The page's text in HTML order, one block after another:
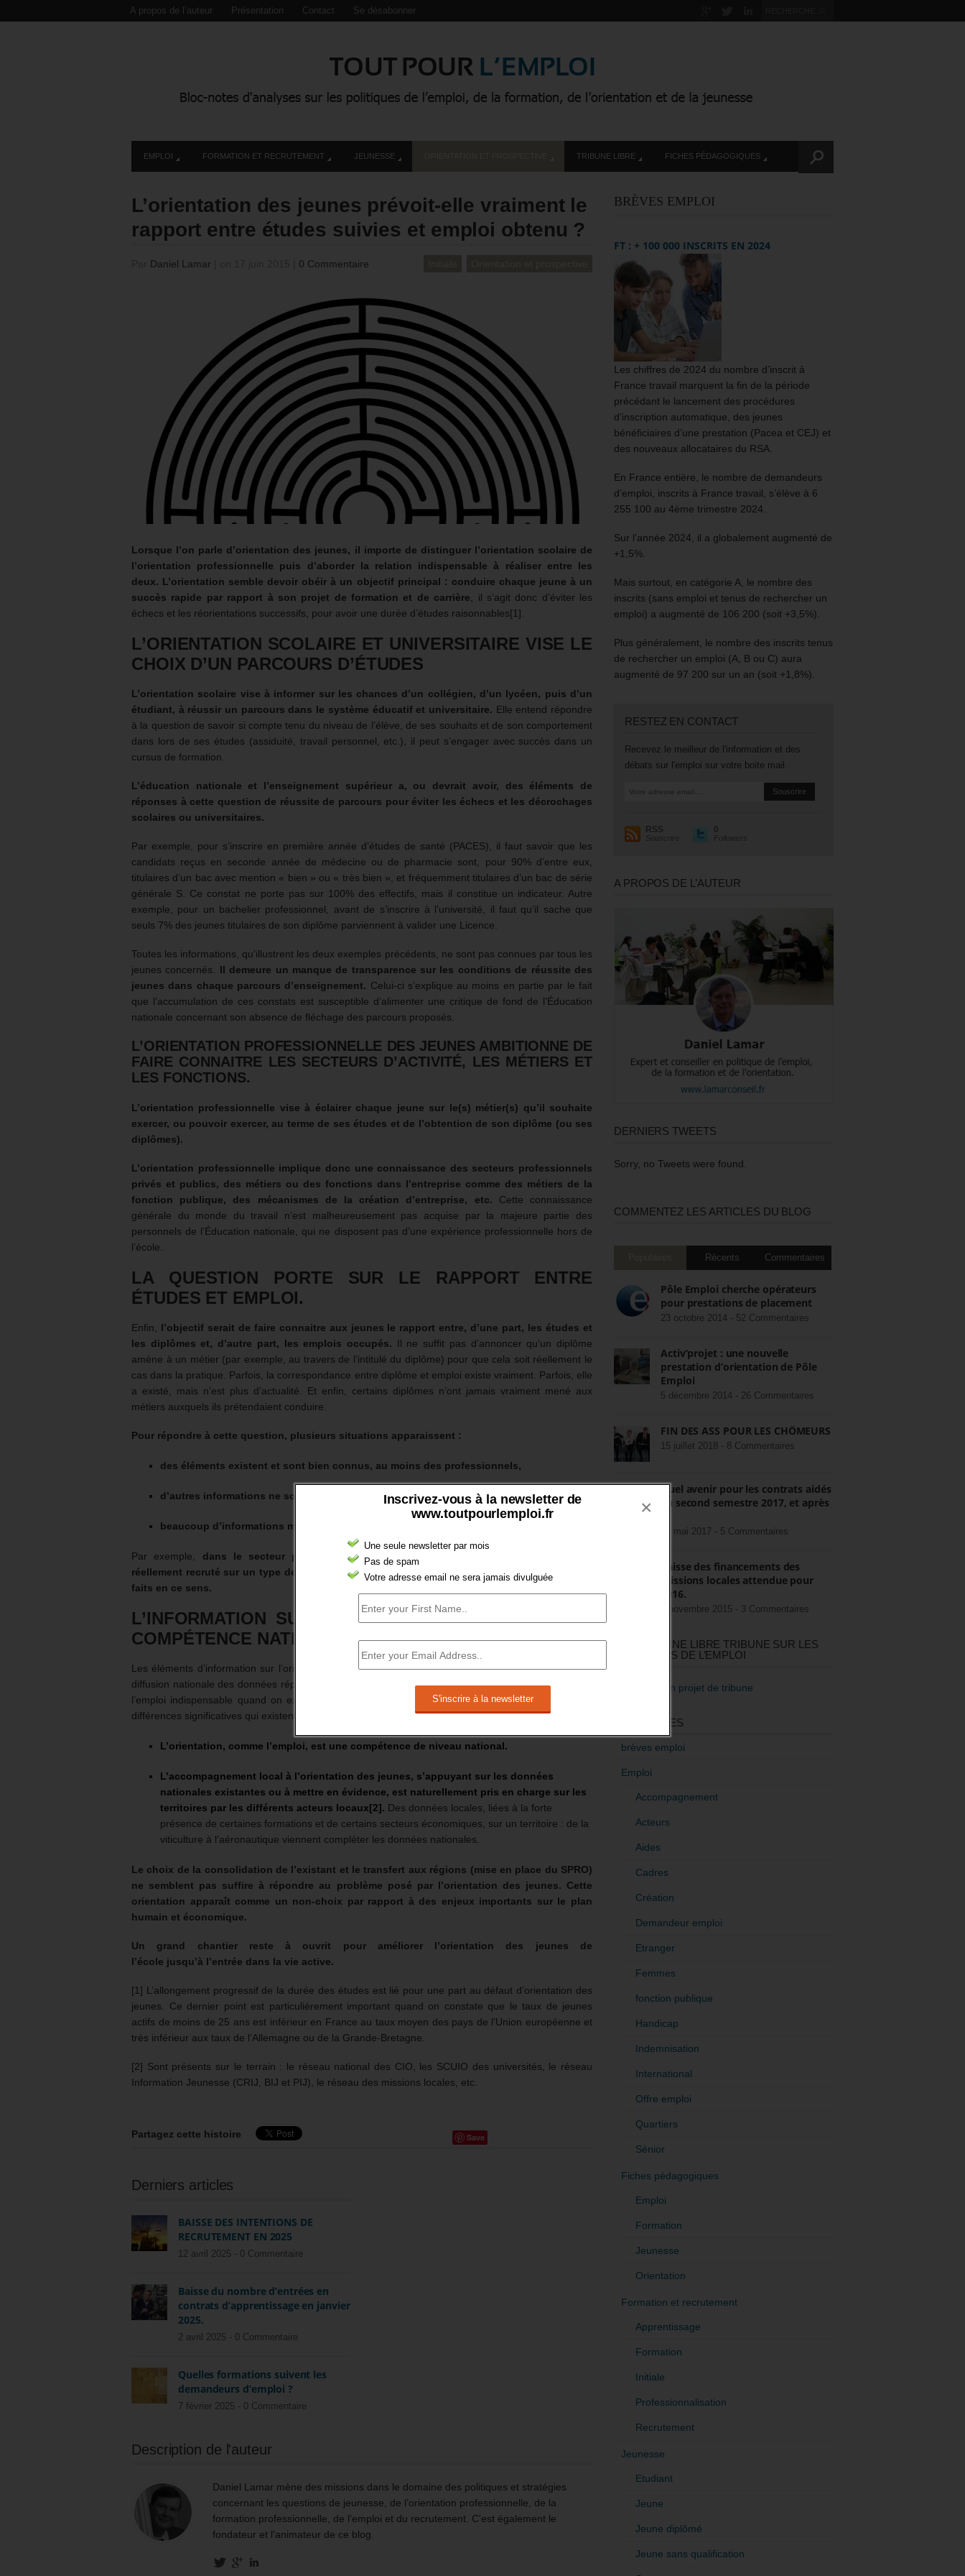
Inscrivez-vous à la newsletter de
www.toutpourlemploi.fr
Une seule newsletter par mois
Pas de spam
Votre adresse email ne sera jamais divulguée
×
A propos de l’auteur Présentation Contact Se désabonner
EMPLOI FORMATION ET RECRUTEMENT JEUNESSE TRIBUNE LIBRE FICHES PÉDAGOGIQUES
L’orientation des jeunes prévoit-elle vraiment le
rapport entre études suivies et emploi obtenu ?
Daniel Lamar 0 Commentaire
Lorsque l’on parle d’orientation des jeunes, il importe de distinguer l’orientation scolaire de
l’orientation professionnelle puis d’aborder la relation indispensable à réaliser entre les
deux. L’orientation semble devoir obéir à un objectif principal : conduire chaque jeune à un
succès rapide par rapport à son projet de formation et de carrière , il s’agit donc d’éviter les
échecs et les réorientations successifs, pour avoir une durée d’études raisonnables[1].
L’ORIENTATION SCOLAIRE ET UNIVERSITAIRE VISE LE
CHOIX D’UN PARCOURS D’ÉTUDES
L’orientation scolaire vise à informer sur les chances d’un collégien, d’un lycéen, puis d’un
étudiant, à réussir un parcours dans le système éducatif et universitaire. Elle entend répondre
à la question de savoir si compte tenu du niveau de l’élève, de ses souhaits et de son comportement
dans lors de ses études (assiduité, travail personnel, etc.), il peut s’engager avec succès dans un
cursus de formation.
L’éducation nationale et l’enseignement supérieur a, ou devrait avoir, des éléments de
réponses à cette question de réussite de parcours pour éviter les échecs et les décrochages
scolaires ou universitaires.
Par exemple, pour s’inscrire en première année d’études de santé (PACES), il faut savoir que les
candidats reçus en seconde année de médecine ou de pharmacie sont, pour 90% d’entre eux,
titulaires d’un bac avec mention « bien » ou « très bien », et fréquemment titulaires d’un bac de série
générale S. Ce constat ne porte pas sur 100% des effectifs, mais il constitue un indicateur. Autre
exemple, pour un bachelier professionnel, avant de s’inscrire à l’université, il faut qu’il sache que
seuls 7% des jeunes titulaires de son diplôme parviennent à valider une Licence.
Toutes les informations, qu’illustrent les deux exemples précédents, ne sont pas connues par tous les
jeunes concernés. Il demeure un manque de transparence sur les conditions de réussite des
jeunes dans chaque parcours d’enseignement. Celui-ci s’explique au moins en partie par le fait
que l’accumulation de ces constats est susceptible d’alimenter une critique de fond de l’Éducation
nationale concernant son absence de fléchage des parcours proposés.
L’ORIENTATION PROFESSIONNELLE DES JEUNES AMBITIONNE DE
FAIRE CONNAITRE LES SECTEURS D’ACTIVITÉ, LES MÉTIERS ET
LES FONCTIONS.
L’orientation professionnelle vise à éclairer chaque jeune sur le(s) métier(s) qu’il souhaite
exercer, ou pouvoir exercer, au terme de ses études et de l’obtention de son diplôme (ou ses
diplômes).
L’orientation professionnelle implique donc une connaissance des secteurs professionnels
privés et publics, des métiers ou des fonctions dans l’entreprise comme des métiers de la
fonction publique, des mécanismes de la création d’entreprise, etc. Cette connaissance
générale du monde du travail n’est malheureusement pas acquise par la majeure partie des
personnels de l’Éducation nationale, qui ne disposent pas d’une expérience professionnelle hors de
l’école.
LA QUESTION PORTE SUR LE RAPPORT ENTRE
ÉTUDES ET EMPLOI.
Enfin, l’objectif serait de faire connaitre aux jeunes le rapport entre, d’une part, les études et
les diplômes et, d’autre part, les emplois occupés. Il ne suffit pas d’annoncer qu’un diplôme
amène à un métier (par exemple, au travers de l’intitulé du diplôme) pour que cela soit réellement le
cas dans la pratique. Parfois, la correspondance entre diplôme et emploi existe vraiment. Parfois, elle
a existé, mais n’est plus d’actualité. Et enfin, certains diplômes n’ont jamais vraiment mené aux
métiers auxquels ils prétendaient conduire.
Pour répondre à cette question, plusieurs situations apparaissent :
des éléments existent et sont bien connus, au moins des professionnels,
d’autres informations ne sont pas rendues publics, et, enfin,
beaucoup d’informations manquent, faute d’avoir mené les études indispensables.
Par exemple, dans le secteur privé, on ignore quels diplômes ont les jeunes qui ont
réellement recruté sur un type de poste donné, faute d’enquêtes ou de travaux de recherche
faits en ce sens.
L’INFORMATION SUR L’ORIENTATION RELÈVE D’UNE
COMPÉTENCE NATIONALE.
Les éléments d’information sur l’orientation ont, pour l’essentiel, une validité au niveau national. La
diffusion nationale des données répond à la nécessaire mobilité nationale des jeunes dans l’accès à
l’emploi indispensable quand on examine la carte du taux de chômage selon les territoires et les
différences significatives qui existent entre les zones géographiques.
L’orientation, comme l’emploi, est une compétence de niveau national.
L’accompagnement local à l’orientation des jeunes, s’appuyant sur les données
nationales existantes ou à mettre en évidence, est naturellement pris en charge sur les
territoires par les différents acteurs locaux[2]. Des données locales, liées à la forte
présence de certaines formations et de certains secteurs économiques, sur un territoire : de la
viticulture à l’aéronautique viennent compléter les données nationales.
Le choix de la consolidation de l’existant et le transfert aux régions (mise en place du SPRO)
ne semblent pas suffire à répondre au problème posé par l’orientation des jeunes. Cette
orientation apparaît comme un non-choix par rapport à des enjeux importants sur le plan
humain et économique.
Un grand chantier reste à ouvrit pour améliorer l’orientation des jeunes de
l’école jusqu’à l’entrée dans la vie active.
[1] L’allongement progressif de la durée des études est lié pour une part au défaut d’orientation des
jeunes. Ce dernier point est particulièrement important quand on constate que le taux de jeunes
actifs de moins de 25 ans est inférieur en France au taux moyen des pays de l’Union européenne et
très inférieur aux taux de l’Allemagne ou de la Grande-Bretagne.
[2] Sont présents sur le terrain : le réseau national des CIO, les SCUIO des universités, le réseau
Information Jeunesse (CRIJ, BIJ et PIJ), le réseau des missions locales, etc.
Partagez cette histoire Save
Derniers articles
BAISSE DES INTENTIONS DE
RECRUTEMENT EN 2025
12 avril 2025 - 0 Commentaire
Baisse du nombre d’entrées en
contrats d’apprentissage en janvier
2025.
2 avril 2025 - 0 Commentaire
Quelles formations suivent les
demandeurs d’emploi ?
7 février 2025 - 0 Commentaire
Description de l'auteur
Daniel Lamar mène des missions dans le domaine des politiques et stratégies
concernant les questions de jeunesse, de l’orientation professionnelle, de la
formation professionnelle, de l’emploi et du recrutement. C'est également le
fondateur et l'animateur de ce blog.
BRÈVES EMPLOI
FT : + 100 000 INSCRITS EN 2024
Les chiffres de 2024 du nombre d’inscrit à
France travail marquent la fin de la période
précédant le lancement des procédures
d’inscription automatique, des jeunes
bénéficiaires d’une prestation (Pacea et CEJ) et
des nouveaux allocataires du RSA.
En France entière, le nombre de demandeurs
d’emploi, inscrits à France travail, s’élève à 6
255 100 au 4ème trimestre 2024.
Sur l’année 2024, il a globalement augmenté de
+1,5%.
Mais surtout, en catégorie A, le nombre des
inscrits (sans emploi et tenus de rechercher un
emploi) a augmenté de 106 200 (soit +3,5%).
Plus généralement, le nombre des inscrits tenus
de rechercher un emploi (A, B ou C) aura
augmenté de 97 200 sur un an (soit +1,8%).
RESTEZ EN CONTACT
Recevez le meilleur de l'information et des
débats sur l'emploi sur votre boite mail.
RSS
Souscrire
0
Followers
A PROPOS DE L’AUTEUR
DERNIERS TWEETS
Sorry, no Tweets were found.
COMMENTEZ LES ARTICLES DU BLOG
Récents Commentaires
Pôle Emploi cherche opérateurs
pour prestations de placement
23 octobre 2014 - 52 Commentaires
Activ’projet : une nouvelle
prestation d’orientation de Pôle
Emploi
5 décembre 2014 - 26 Commentaires
FIN DES ASS POUR LES CHÔMEURS
15 juillet 2018 - 8 Commentaires
Quel avenir pour les contrats aidés
au second semestre 2017, et après
22 mai 2017 - 5 Commentaires
Baisse des financements des
missions locales attendue pour
2016.
3 novembre 2015 - 3 Commentaires
RÉDIGEZ UNE LIBRE TRIBUNE SUR LES
POLITIQUES DE L’EMPLOI
>Décrire mon projet de tribune
CATÉGORIES
brèves emploi
Emploi
Accompagnement
Acteurs
Aides
Cadres
Création
Demandeur emploi
Etranger
Femmes
fonction publique
Handicap
Indemnisation
International
Offre emploi
Quartiers
Sénior
Fiches pédagogiques
Emploi
Formation
Jeunesse
Orientation
Formation et recrutement
Apprentissage
Formation
Initiale
Professionnalisation
Recrutement
Jeunesse
Etudiant
Jeune
Jeune diplômé
Jeune sans qualification